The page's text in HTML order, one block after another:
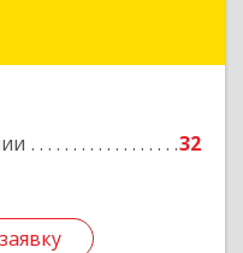
32
Урюпинск г, Ленина